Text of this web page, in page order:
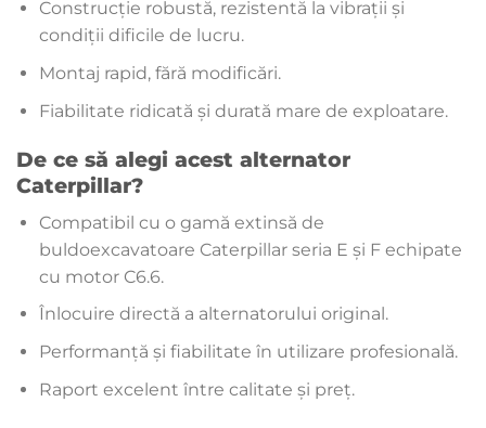
Construcție robustă, rezistentă la vibrații și
condiții dificile de lucru.
Montaj rapid, fără modificări.
Fiabilitate ridicată și durată mare de exploatare.
De ce să alegi acest alternator
Caterpillar?
Compatibil cu o gamă extinsă de
buldoexcavatoare Caterpillar seria E și F echipate
cu motor C6.6.
Înlocuire directă a alternatorului original.
Performanță și fiabilitate în utilizare profesională.
Raport excelent între calitate și preț.